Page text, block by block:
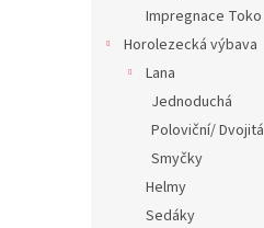
Impregnace Toko
Horolezecká výbava
Lana
Jednoduchá
Poloviční/ Dvojitá
Smyčky
Helmy
Sedáky